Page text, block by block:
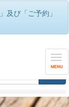
及び「ご予約」
MENU